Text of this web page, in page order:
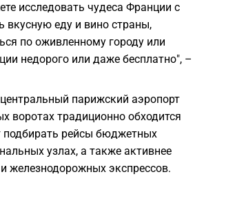
исследовать чудеса Франции с
еду и вино страны,
по оживленному городу или
недорого или даже бесплатно", –
парижский аэропорт
воротах традиционно обходится
подбирать рейсы бюджетных
узлах, а также активнее
железнодорожных экспрессов.